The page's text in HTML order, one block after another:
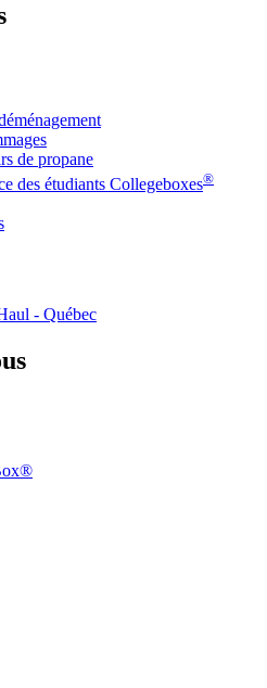
de propane
des étudiants Collegeboxes®
- Québec